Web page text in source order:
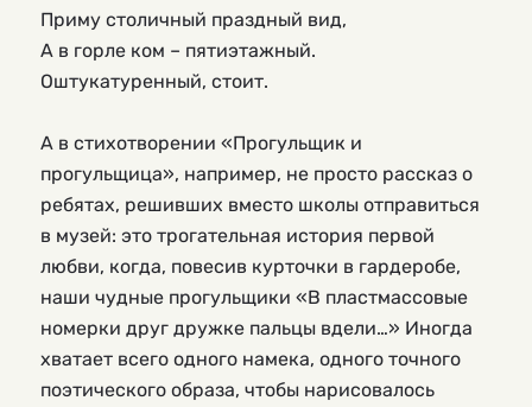
Приму столичный праздный вид,
А в горле ком – пятиэтажный.
Оштукатуренный, стоит.
А в стихотворении «Прогульщик и
прогульщица», например, не просто рассказ о
ребятах, решивших вместо школы отправиться
в музей: это трогательная история первой
любви, когда, повесив курточки в гардеробе,
наши чудные прогульщики «В пластмассовые
номерки друг дружке пальцы вдели…» Иногда
хватает всего одного намека, одного точного
поэтического образа, чтобы нарисовалось